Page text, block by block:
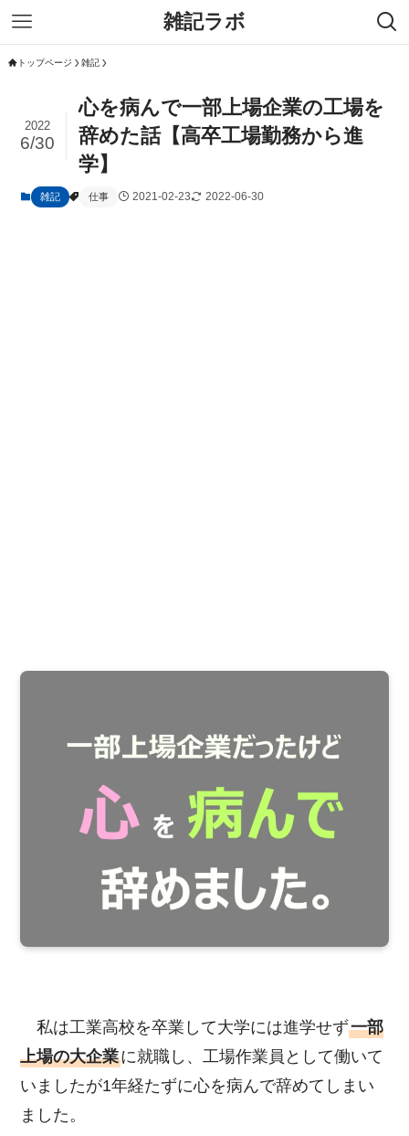
雑記ラボ
トップページ 雑記
心を病んで一部上場企業の工場を
辞めた話【高卒工場勤務から進
学】
2022
6/30
雑記 仕事 2021-02-23 2022-06-30
私は工業高校を卒業して大学には進学せず一部
上場の大企業に就職し、工場作業員として働いて
いましたが1年経たずに心を病んで辞めてしまい
ました。